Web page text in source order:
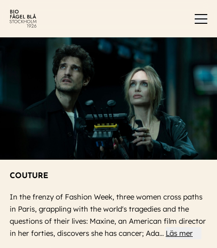
COUTURE
In the frenzy of Fashion Week, three women cross paths
in Paris, grappling with the world's tragedies and the
questions of their lives: Maxine, an American film director
in her forties, discovers she has cancer; Ada... Läs mer